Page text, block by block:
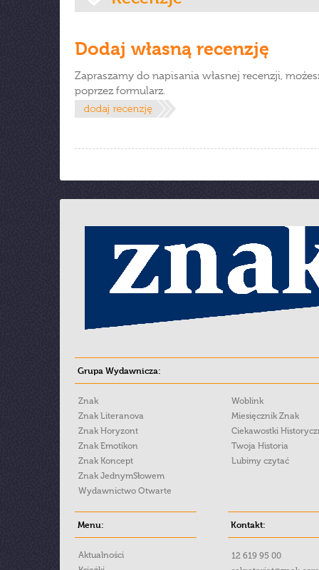
Dodaj własną recenzję
Zapraszamy do napisania własnej recenzji,
poprzez formularz.
Grupa Wydawnicza:
Znak
Znak Literanova
Znak Horyzont
Znak Emotikon
Znak Koncept
Znak JednymSłowem
Wydawnictwo Otwarte
Woblink
Miesięcznik Znak
Ciekawostki
Twoja Historia
Lubimy czytać
Menu:
Aktualności
Kontakt:
12 619 95 00